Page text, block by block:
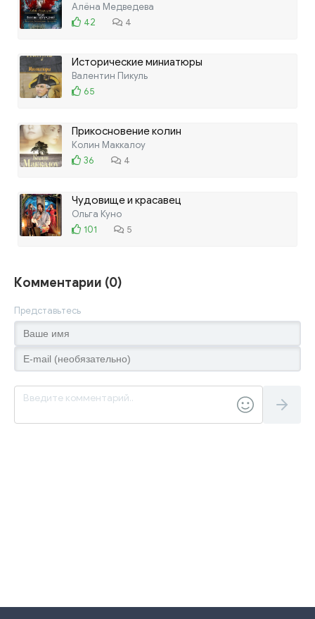
Алёна Медведева
42
4
Исторические миниатюры
Валентин Пикуль
65
Прикосновение колин
Колин Маккалоу
36
4
Чудовище и красавец
Ольга Куно
101
5
Комментарии (0)
Представьтесь